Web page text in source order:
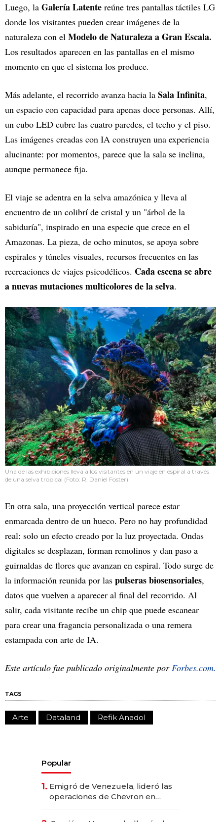
Luego, la Galería Latente reúne tres pantallas táctiles LG
donde los visitantes pueden crear imágenes de la
naturaleza con el Modelo de Naturaleza a Gran Escala.
Los resultados aparecen en las pantallas en el mismo
momento en que el sistema los produce.
Más adelante, el recorrido avanza hacia la Sala Infinita,
un espacio con capacidad para apenas doce personas. Allí,
un cubo LED cubre las cuatro paredes, el techo y el piso.
Las imágenes creadas con IA construyen una experiencia
alucinante: por momentos, parece que la sala se inclina,
aunque permanece fija.
El viaje se adentra en la selva amazónica y lleva al
encuentro de un colibrí de cristal y un "árbol de la
sabiduría", inspirado en una especie que crece en el
Amazonas. La pieza, de ocho minutos, se apoya sobre
espirales y túneles visuales, recursos frecuentes en las
recreaciones de viajes psicodélicos. Cada escena se abre
a nuevas mutaciones multicolores de la selva.
Una de las exhibiciones lleva a los visitantes en un viaje en espiral a través
de una selva tropical (Foto: R. Daniel Foster)
En otra sala, una proyección vertical parece estar
enmarcada dentro de un hueco. Pero no hay profundidad
real: solo un efecto creado por la luz proyectada. Ondas
digitales se desplazan, forman remolinos y dan paso a
guirnaldas de flores que avanzan en espiral. Todo surge de
la información reunida por las pulseras biosensoriales,
datos que vuelven a aparecer al final del recorrido. Al
salir, cada visitante recibe un chip que puede escanear
para crear una fragancia personalizada o una remera
estampada con arte de IA.
Este artículo fue publicado originalmente porForbes.com.
TAGS
Arte Dataland Refik Anadol
Popular
1. Emigró de Venezuela, lideró las
operaciones de Chevron en